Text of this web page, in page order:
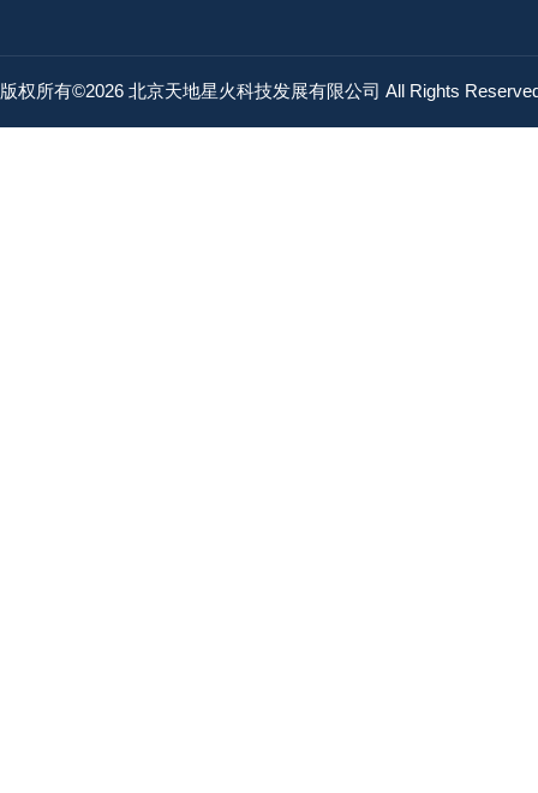
版权所有©2026 北京天地星火科技发展有限公司 All Rights